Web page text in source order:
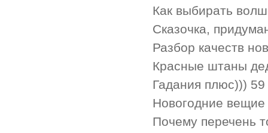
Как выбирать
Сказочка,
Разбор качеств
Красные штаны
Гадания плюс))) 59
Новогодние
Почему перечень